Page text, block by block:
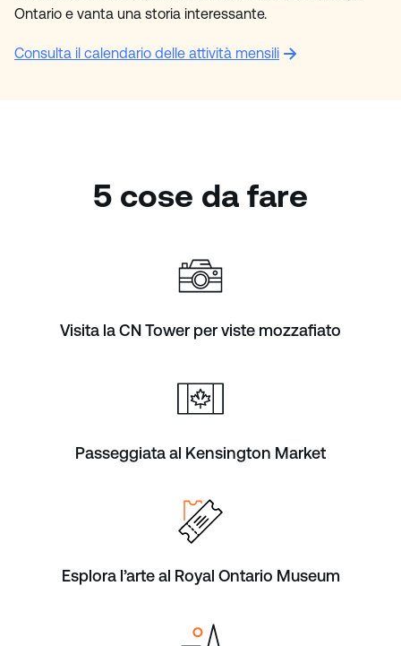
Ontario e vanta una storia interessante.
Consulta il calendario delle attività mensili
5 cose da fare
Visita la CN Tower per viste mozzafiato
Passeggiata al Kensington Market
Esplora l’arte al Royal Ontario Museum